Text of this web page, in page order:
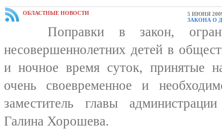
ОБЛАСТНЫЕ НОВОСТИ
5 ИЮНЯ
ЗАКОНА О
Поправки в закон,
несовершеннолетних детей в
и ночное время суток, принятые
очень своевременное и
заместитель главы
Галина Хорошева.